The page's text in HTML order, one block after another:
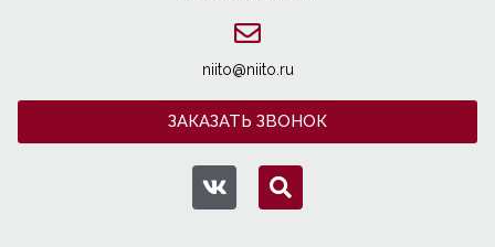
niito@niito.ru
ЗАКАЗАТЬ ЗВОНОК